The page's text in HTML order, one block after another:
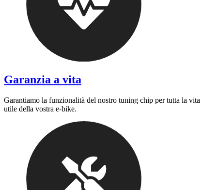
Garanzia a vita
Garantiamo la funzionalità del nostro tuning chip per tutta la vita
utile della vostra e-bike.